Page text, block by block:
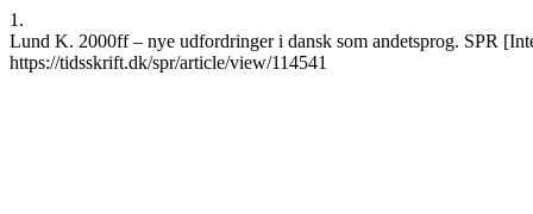
1.
Lund K. 2000ff – nye udfordringer i dansk som andetsprog. SPR
https://tidsskrift.dk/spr/article/view/114541